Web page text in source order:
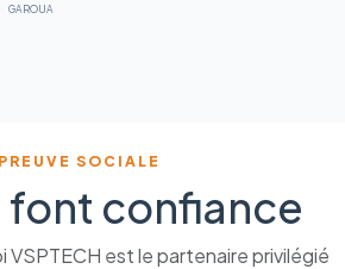
GAROUA
PREUVE SOCIALE
font confiance
VSPTECH est le partenaire privilégié